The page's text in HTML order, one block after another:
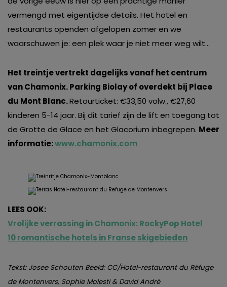
vermengd met eigentijdse details. Het hotel en
restaurants openden afgelopen zomer en we
waarschuwen je: een plek waar je niet meer weg wilt…
Het treintje vertrekt dagelijks vanaf het centrum
van Chamonix. Parking Biolay of overdekt bij Place
du Mont Blanc.Retourticket: €33,50 volw., €27,60
kinderen 5-14 jaar. Bij dit tarief zijn de lift en toegang tot
de Grotte de Glace en het Glacorium inbegrepen. Meer
informatie:www.chamonix.com
LEES OOK:
Vrolijke verrassing in Chamonix: RockyPop Hotel
10 romantische hotels in Franse skigebieden
Tekst: Josee Schouten Beeld: CC/Hotel-restaurant du Réfuge
de Montenvers, Sophie Molesti & David André